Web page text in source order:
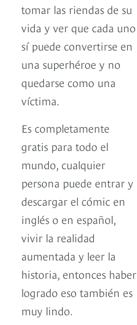
tomar las riendas de su
vida y ver que cada uno
sí puede convertirse en
una superhéroe y no
quedarse como una
víctima.
Es completamente
gratis para todo el
mundo, cualquier
persona puede entrar y
descargar el cómic en
inglés o en español,
vivir la realidad
aumentada y leer la
historia, entonces haber
logrado eso también es
muy lindo.